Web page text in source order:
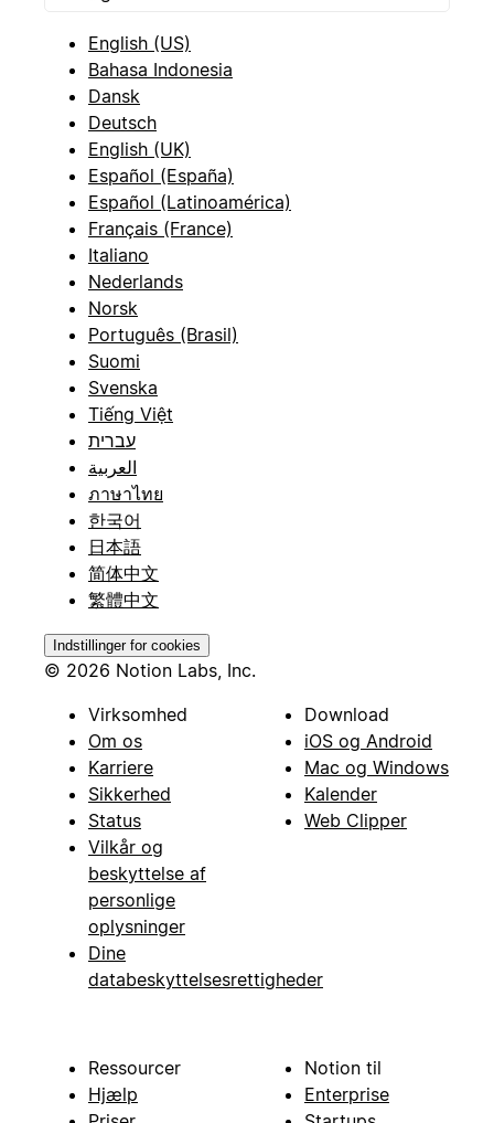
English (US)
Bahasa Indonesia
Dansk
Deutsch
English (UK)
Español (España)
Español (Latinoamérica)
Français (France)
Italiano
Nederlands
Norsk
Português (Brasil)
Suomi
Svenska
Tiếng Việt
עברית
العربية
ภาษาไทย
한국어
日本語
简体中文
繁體中文
Indstillinger for cookies
© 2026 Notion Labs, Inc.
Virksomhed
Om os
Karriere
Sikkerhed
Status
Vilkår og
beskyttelse af
personlige
oplysninger
Dine
databeskyttelsesrettigheder
Download
iOS og Android
Mac og Windows
Kalender
Web Clipper
Ressourcer
Hjælp
Notion til
Enterprise